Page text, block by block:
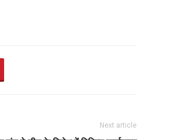
Next article